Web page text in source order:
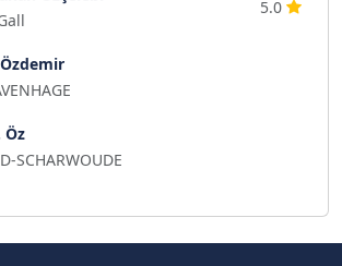
5.0
Öz
SCHARWOUDE